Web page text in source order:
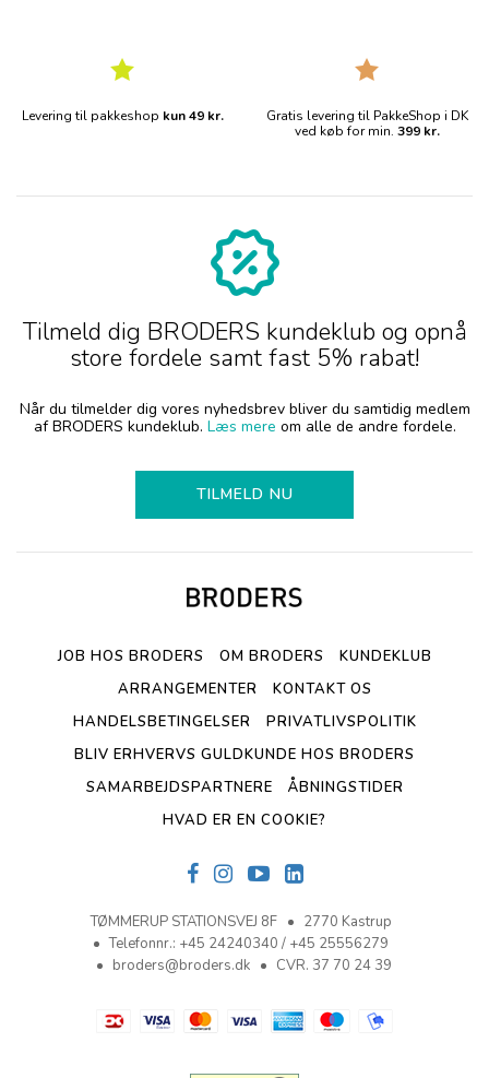
Levering til pakkeshop kun 49 kr.
Gratis levering til PakkeShop i DK
ved køb for min. 399 kr.
Tilmeld dig BRODERS kundeklub og opnå
store fordele samt fast 5% rabat!
Når du tilmelder dig vores nyhedsbrev bliver du samtidig medlem
af BRODERS kundeklub. Læs mere om alle de andre fordele.
TILMELD NU
JOB HOS BRODERS OM BRODERS
KUNDEKLUB
ARRANGEMENTER
KONTAKT OS
HANDELSBETINGELSER
PRIVATLIVSPOLITIK
BLIV ERHVERVS GULDKUNDE HOS BRODERS
SAMARBEJDSPARTNERE
ÅBNINGSTIDER
HVAD ER EN COOKIE?
TØMMERUP STATIONSVEJ 8F
2770 Kastrup
Telefonnr.: +45 24240340 / +45 25556279
broders@broders.dk
CVR. 37 70 24 39